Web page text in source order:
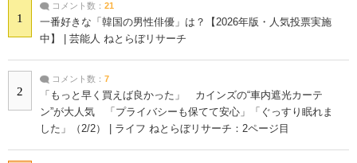
1
コメント数： 21
一番好きな「韓国の男性俳優」は？【2026年版・人気投票実施
中】 | 芸能人 ねとらぼリサーチ
2
コメント数： 7
「もっと早く買えば良かった」 カインズの“車内遮光カーテ
ン”が大人気 「プライバシーも保てて安心」「ぐっすり眠れま
した」（2/2） | ライフ ねとらぼリサーチ：2ページ目